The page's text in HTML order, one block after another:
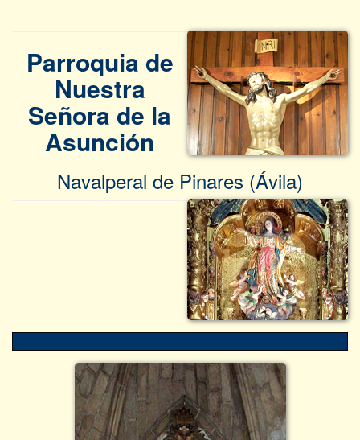
Parroquia de
Nuestra
Señora de la
Asunción
Navalperal de Pinares (Ávila)